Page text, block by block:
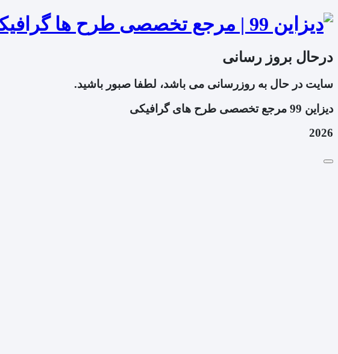
درحال بروز رسانی
سایت در حال به روزرسانی می باشد، لطفا صبور باشید.
دیزاین 99 مرجع تخصصی طرح های گرافیکی
2026